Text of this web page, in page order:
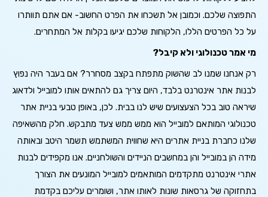
התפוצה שלכם. וכמובן אל תשכחו את הפרט החשוב- אם אתם תוותרו
על כל הפרטים הללו, הלקוחות שלכם יגיעו בקלות אל המתחרים.
מי אמר טכנולוגי ולא קיבל?
רק אנחנו שמנו לב שהשוק מתפתח בקצב מסחרר? אם בעבר היה נפוץ
לבנות אתר אינטרנט בלבד, היום צריך גם להתאים אותו למובייל ולדאוג
שיראה טוב בכל הצעצועים שיש לנו בבית. לכן, באופן טבעי בניית אתר
טכנולוגי המותאם למובייל הוא ממש ממש צעד מתבקש. חלק מהשאיפה
שלנו כחברת בניית אתרים היא שחווית המשתמש תשמר היטב ובאותה
מידה הן במובייל והן במחשבים הניידים והשולחניים. אנו מקפידים לבנות
אתרי אינטרנט מתקדמים המותאמים למובייל המונעים את הצורך
בתחזוקה של גרסאות שונות לאותו אתר, ושומרים עליכם בקדמת